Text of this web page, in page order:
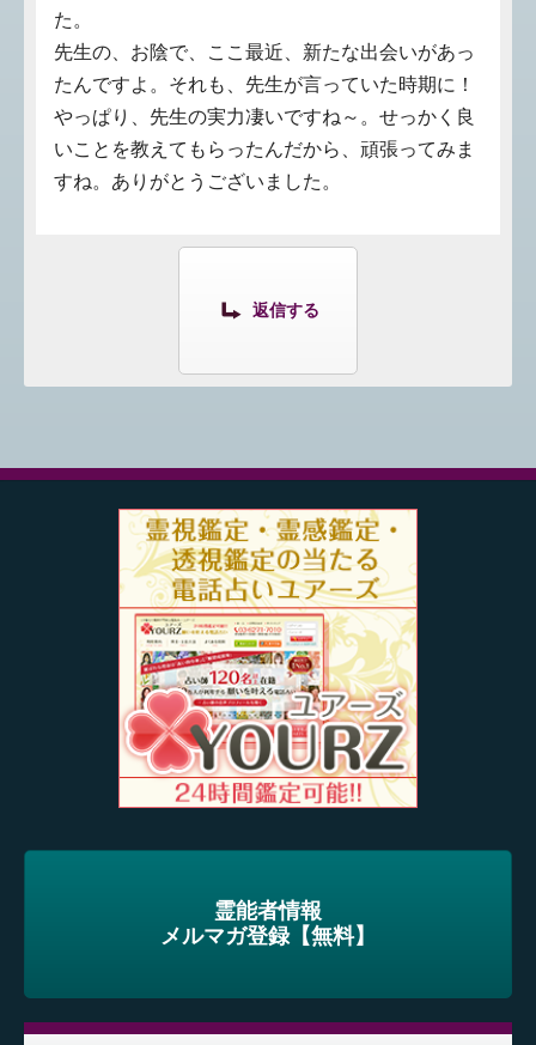
た。
先生の、お陰で、ここ最近、新たな出会いがあっ
たんですよ。それも、先生が言っていた時期に！
やっぱり、先生の実力凄いですね～。せっかく良
いことを教えてもらったんだから、頑張ってみま
すね。ありがとうございました。
返信する
霊能者情報
メルマガ登録【無料】